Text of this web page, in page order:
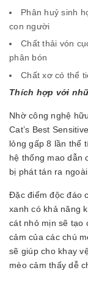
Phân huỷ sinh
con người
Chất thải vón
phân bón
Chất xơ có thể
Thích hợp với
Nhờ công nghệ
Cat’s Best
lỏng gấp 8 lần thể
hệ thống mao dẫn
bị phát tán ra
Đặc điểm độc đáo
xanh có khả năng
cát nhỏ mịn sẽ tạo
cảm của các chú
sẽ giúp cho khay
mèo cảm thấy dễ